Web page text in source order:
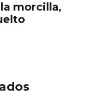
morcilla,